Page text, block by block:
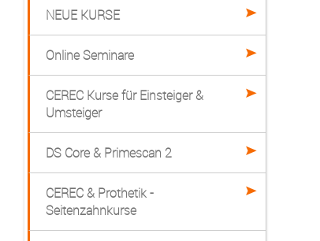
NEUE KURSE
Online Seminare
CEREC Kurse für Einsteiger &
Umsteiger
DS Core & Primescan 2
CEREC & Prothetik -
Seitenzahnkurse